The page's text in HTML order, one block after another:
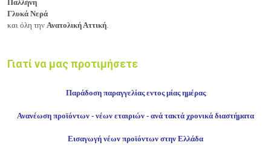
Παλλήνη
Γλυκά Νερά
και όλη την Ανατολική Αττική.
Γιατί να μας προτιμήσετε
Παράδοση παραγγελίας εντος μίας ημέρας
Ανανέωση προϊόντων - νέων εταιριών - ανά τακτά χρονικά διαστήματα
Εισαγωγή νέων προϊόντων στην Ελλάδα